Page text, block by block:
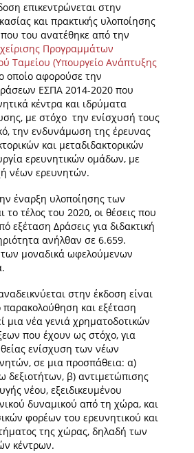
επικεντρώνεται στην
και πρακτικής υλοποίησης
του ανατέθηκε από την
Προγραμμάτων
Ταμείου (Υπουργείο Ανάπτυξης
οποίο αφορούσε την
ΕΣΠΑ 2014-2020 που
κέντρα και ιδρύματα
με στόχο την ενίσχυσή τους
την ενδυνάμωση της έρευνας
και μεταδιδακτορικών
ερευνητικών ομάδων, με
νέων ερευνητών.
έναρξη υλοποίησης των
τέλος του 2020, οι θέσεις που
εξέταση Δράσεις για διδακτική
ανήλθαν σε 6.659.
των μοναδικά ωφελούμενων
στην έκδοση είναι
και εξέταση
μια νέα γενιά χρηματοδοτικών
που έχουν ως στόχο, για
ενίσχυση των νέων
σε μια προσπάθεια: α)
δεξιοτήτων, β) αντιμετώπισης
νέου, εξειδικευμένου
δυναμικού από τη χώρα, και
φορέων του ερευνητικού και
της χώρας, δηλαδή των
κέντρων.